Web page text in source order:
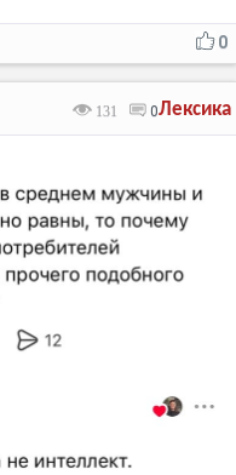
0
Лексика
131 0